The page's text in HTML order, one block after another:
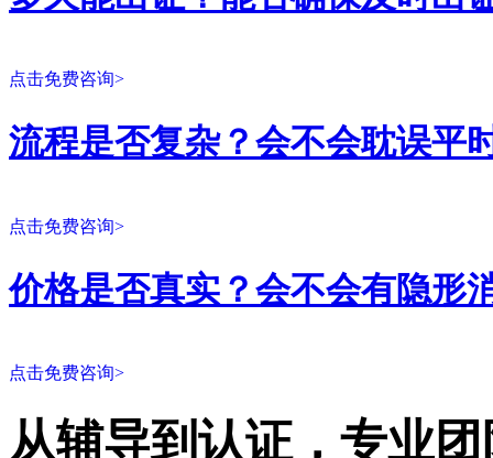
点击免费咨询>
流程是否复杂？会不会耽误平
点击免费咨询>
价格是否真实？会不会有隐形
点击免费咨询>
从辅导到认证，专业